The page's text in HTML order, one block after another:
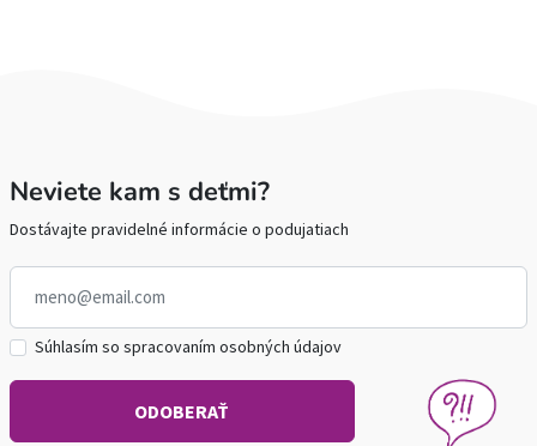
Neviete kam s deťmi?
Dostávajte pravidelné informácie o podujatiach
Súhlasím so spracovaním osobných údajov